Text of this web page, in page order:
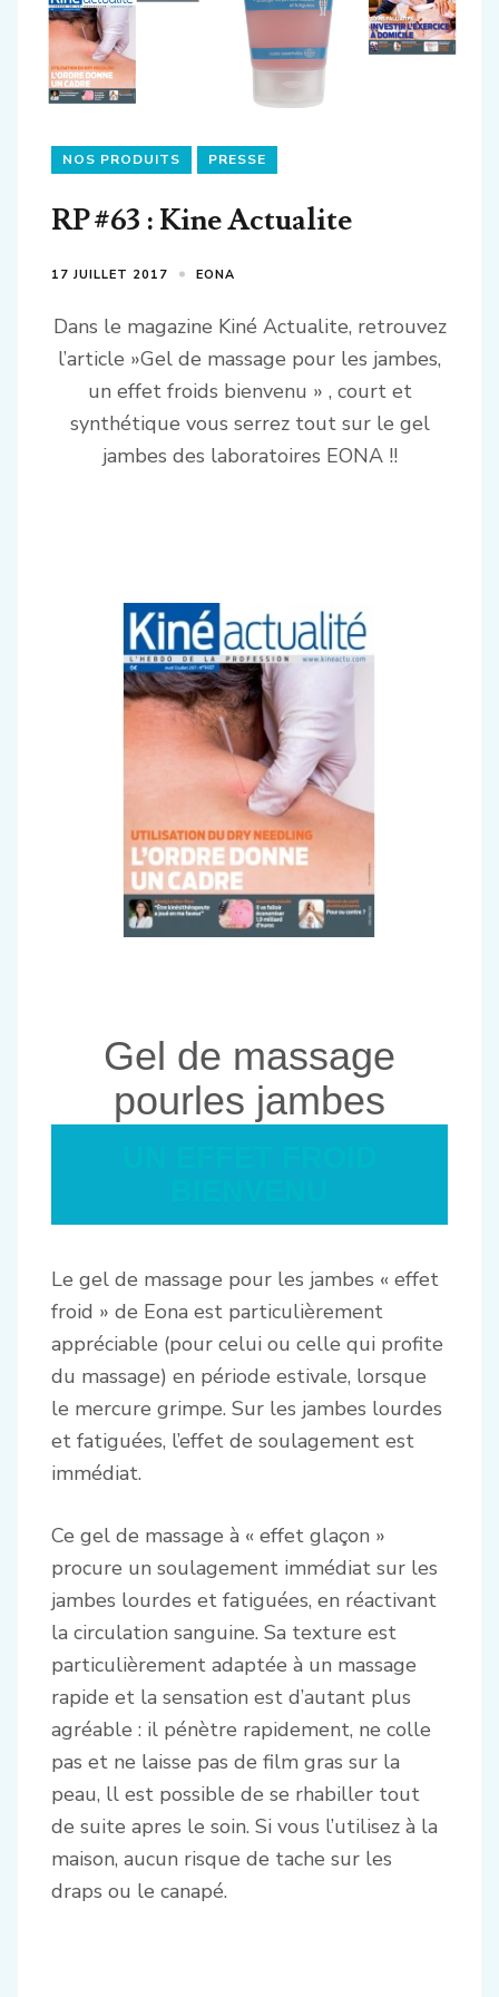
NOS PRODUITS PRESSE
RP #63 : Kine Actualite
17 JUILLET 2017 EONA
Dans le magazine Kiné Actualite, retrouvez
l’article »Gel de massage pour les jambes,
un effet froids bienvenu » , court et
synthétique vous serrez tout sur le gel
jambes des laboratoires EONA !!
Gel de massage
pourles jambes
Le gel de massage pour les jambes « effet
froid » de Eona est particulièrement
appréciable (pour celui ou celle qui profite
du massage) en période estivale, lorsque
le mercure grimpe. Sur les jambes lourdes
et fatiguées, l’effet de soulagement est
immédiat.
Ce gel de massage à « effet glaçon »
procure un soulagement immédiat sur les
jambes lourdes et fatiguées, en réactivant
la circulation sanguine. Sa texture est
particulièrement adaptée à un massage
rapide et la sensation est d’autant plus
agréable : il pénètre rapidement, ne colle
pas et ne laisse pas de film gras sur la
peau, ll est possible de se rhabiller tout
de suite apres le soin. Si vous l’utilisez à la
maison, aucun risque de tache sur les
draps ou le canapé.